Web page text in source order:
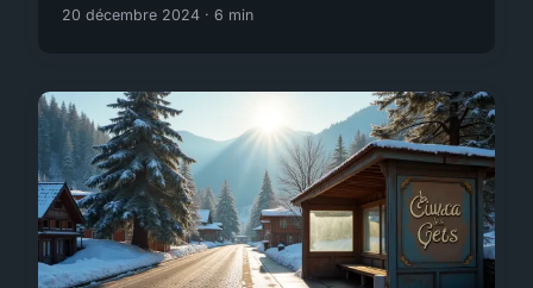
20 décembre 2024 · 6 min